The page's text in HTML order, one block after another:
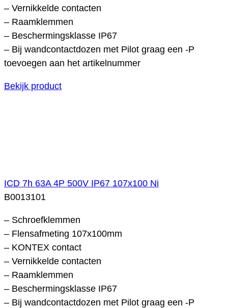
– Vernikkelde contacten
– Raamklemmen
– Beschermingsklasse IP67
– Bij wandcontactdozen met Pilot graag een -P
toevoegen aan het artikelnummer
Bekijk product
ICD 7h 63A 4P 500V IP67 107x100 Ni
B0013101
– Schroefklemmen
– Flensafmeting 107x100mm
– KONTEX contact
– Vernikkelde contacten
– Raamklemmen
– Beschermingsklasse IP67
– Bij wandcontactdozen met Pilot graag een -P